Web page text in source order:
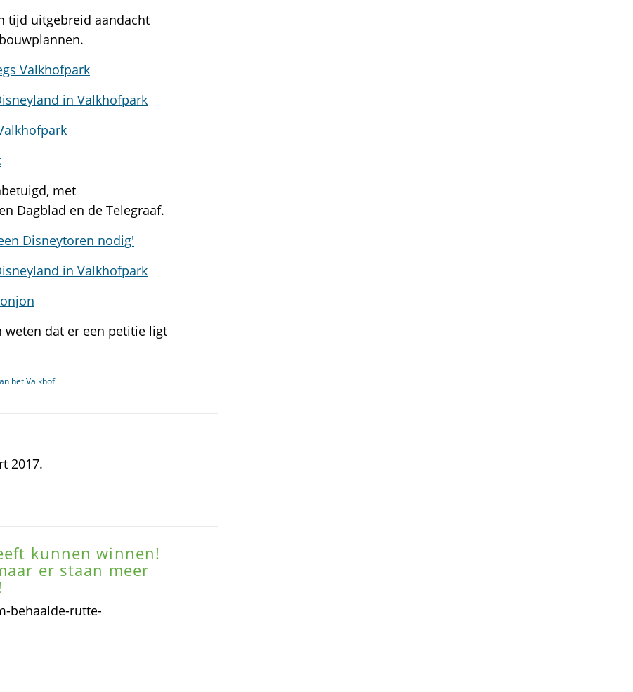
tijd uitgebreid aandacht
Valkhofpark
in Valkhofpark
met
Dagblad en de Telegraaf.
Disneytoren nodig'
in Valkhofpark
weten dat er een petitie ligt
het Valkhof
2017.
kunnen winnen!
er staan meer
behaalde-rutte-